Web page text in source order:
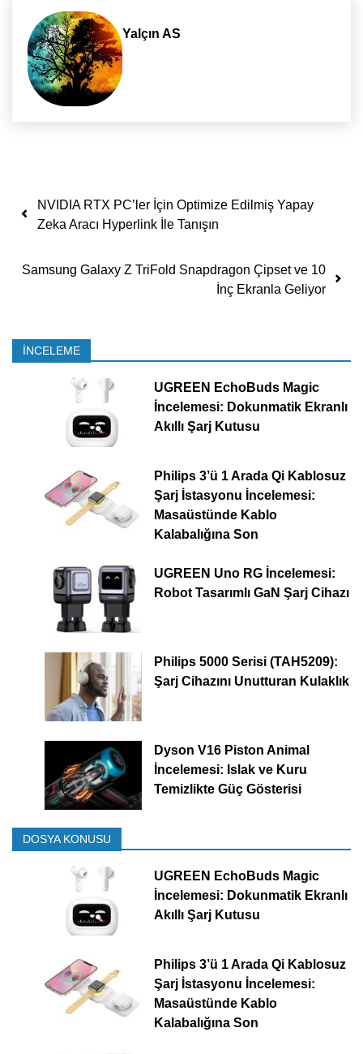
Yalçın AS
Yazı dolaşımı
NVIDIA RTX PC’ler İçin Optimize Edilmiş Yapay
Zeka Aracı Hyperlink İle Tanışın
Samsung Galaxy Z TriFold Snapdragon Çipset ve 10
İnç Ekranla Geliyor
İNCELEME
UGREEN EchoBuds Magic
İncelemesi: Dokunmatik Ekranlı
Akıllı Şarj Kutusu
Philips 3’ü 1 Arada Qi Kablosuz
Şarj İstasyonu İncelemesi:
Masaüstünde Kablo
Kalabalığına Son
UGREEN Uno RG İncelemesi:
Robot Tasarımlı GaN Şarj Cihazı
Philips 5000 Serisi (TAH5209):
Şarj Cihazını Unutturan Kulaklık
Dyson V16 Piston Animal
İncelemesi: Islak ve Kuru
Temizlikte Güç Gösterisi
DOSYA KONUSU
UGREEN EchoBuds Magic
İncelemesi: Dokunmatik Ekranlı
Akıllı Şarj Kutusu
Philips 3’ü 1 Arada Qi Kablosuz
Şarj İstasyonu İncelemesi:
Masaüstünde Kablo
Kalabalığına Son